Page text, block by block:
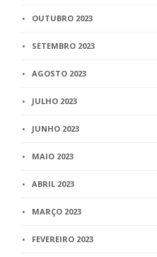
OUTUBRO 2023
SETEMBRO 2023
AGOSTO 2023
JULHO 2023
JUNHO 2023
MAIO 2023
ABRIL 2023
MARÇO 2023
FEVEREIRO 2023